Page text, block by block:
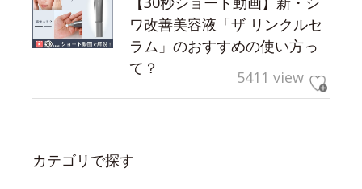
ワ改善美容液「ザ リンクルセ
ラム」のおすすめの使い方っ
て？
5411 view
カテゴリで探す